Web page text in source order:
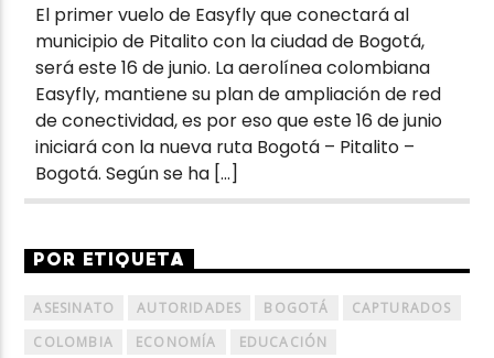
El primer vuelo de Easyfly que conectará al
municipio de Pitalito con la ciudad de Bogotá,
será este 16 de junio. La aerolínea colombiana
Easyfly, mantiene su plan de ampliación de red
de conectividad, es por eso que este 16 de junio
iniciará con la nueva ruta Bogotá – Pitalito –
Bogotá. Según se ha […]
POR ETIQUETA
ASESINATO AUTORIDADES BOGOTÁ
CAPTURADOS
COLOMBIA
ECONOMÍA
EDUCACIÓN